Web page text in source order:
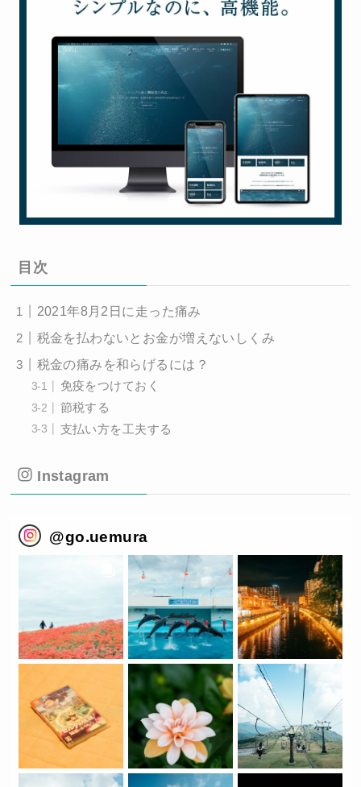
目次
2021年8月2日に走った痛み
税金を払わないとお金が増えないしくみ
税金の痛みを和らげるには？
免疫をつけておく
節税する
支払い方を工夫する
Instagram
@go.uemura